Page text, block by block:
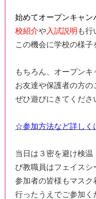
始めてオープンキャン
校紹介や入試説明 も行
この機会に学校の様
もちろん、オープン
お友達や保護者の方の
ぜひ遊びにきてくださ
☆参加方法など詳し
当日は３密を避け検温
び教職員はフェイスシ
参加者の皆様もマスク
行ったうえでご参加く